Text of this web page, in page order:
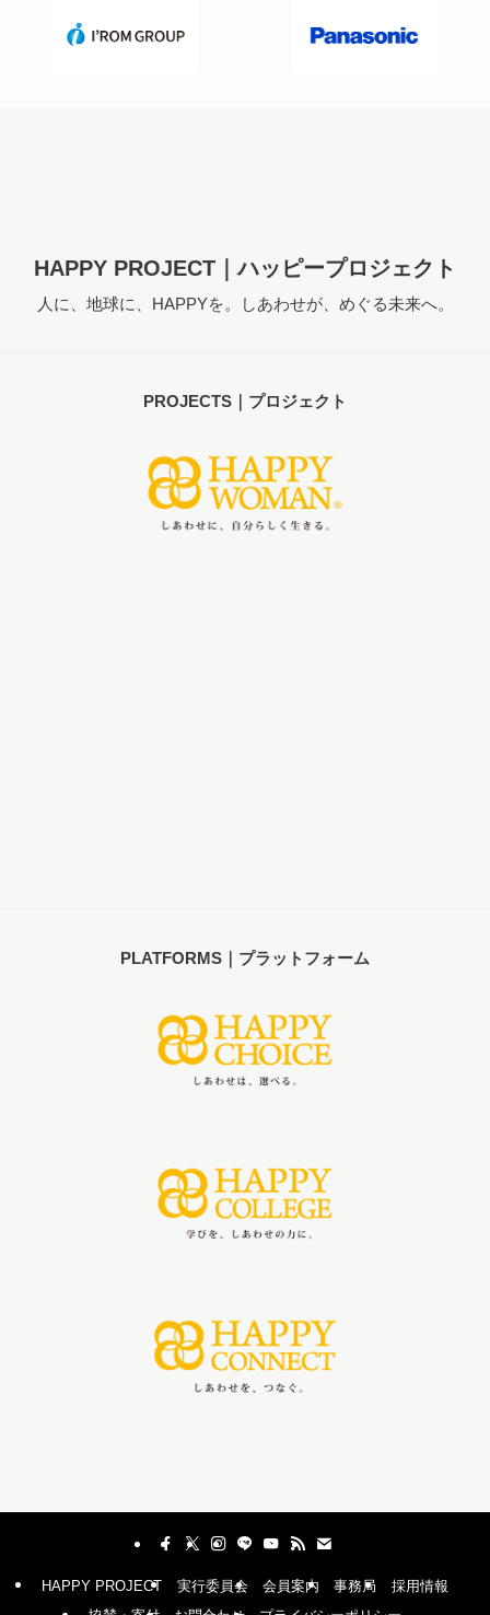
HAPPY PROJECT｜ハッピープロジェクト
人に、地球に、HAPPYを。しあわせが、めぐる未来へ。
PROJECTS｜プロジェクト
PLATFORMS｜プラットフォーム
HAPPY PROJECT 実行委員会 会員案内 事務局
採用情報